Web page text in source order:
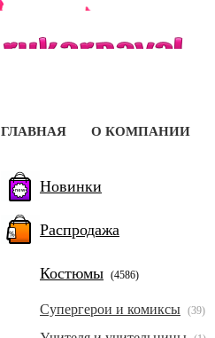
ГЛАВНАЯ О КОМПАНИИ
Новинки
Распродажа
Костюмы (4586)
Супергерои и комиксы (39)